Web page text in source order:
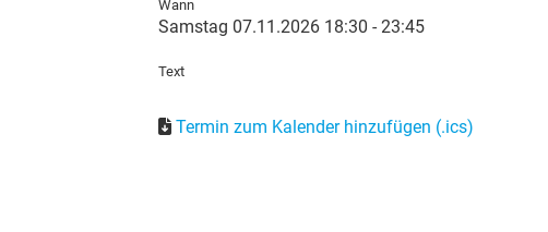
Wann
Samstag 07.11.2026 18:30 - 23:45
Text
Termin zum Kalender hinzufügen (.ics)